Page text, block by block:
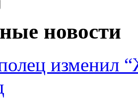
новости
изменил